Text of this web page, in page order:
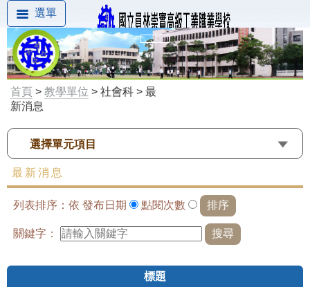
選單
首頁 > 教學單位 > 社會科 > 最
新消息
選擇單元項目
最新消息
列表排序：依 發布日期 點閱次數
關鍵字：
標題